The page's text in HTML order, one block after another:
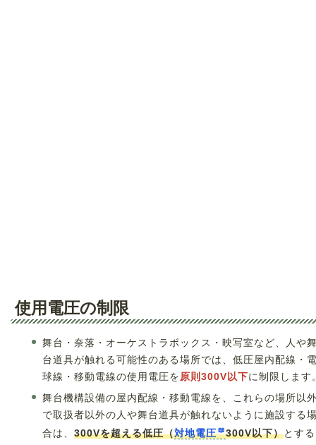
使用電圧の制限
舞台・奈落・オーケストラボックス・映写室など、人や
台道具が触れる可能性のある場所では、低圧屋内配線・
球線・移動電線の使用電圧を 原則300V以下に制限します
舞台機構設備の屋内配線・移動電線を、これらの場所以
で取扱者以外の人や舞台道具が触れないように施設する
合は、 300Vを超える低圧（対地電圧 300V以下）とす